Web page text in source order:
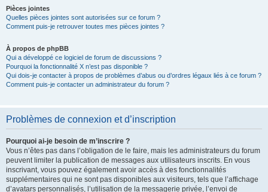
Pièces jointes
Quelles pièces jointes sont autorisées sur ce forum ?
Comment puis-je retrouver toutes mes pièces jointes ?
À propos de phpBB
Qui a développé ce logiciel de forum de discussions ?
Pourquoi la fonctionnalité X n’est pas disponible ?
Qui dois-je contacter à propos de problèmes d’abus ou d’ordres légaux liés à ce forum ?
Comment puis-je contacter un administrateur du forum ?
Problèmes de connexion et d’inscription
Pourquoi ai-je besoin de m’inscrire ?
Vous n’êtes pas dans l’obligation de le faire, mais les administrateurs du forum
peuvent limiter la publication de messages aux utilisateurs inscrits. En vous
inscrivant, vous pouvez également avoir accès à des fonctionnalités
supplémentaires qui ne sont pas disponibles aux visiteurs, tels que l’affichage
d’avatars personnalisés, l’utilisation de la messagerie privée, l’envoi de